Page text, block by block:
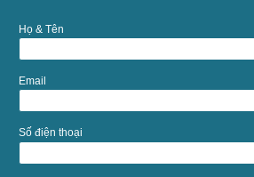
Họ & Tên
Email
Số điện thoại